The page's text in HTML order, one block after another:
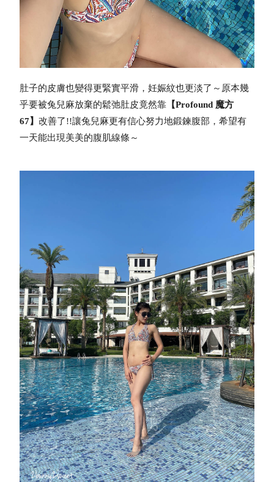
肚子的皮膚也變得更緊實平滑，妊娠紋也更淡了～ 原本幾
乎要被兔兒麻放棄的鬆弛肚皮竟然靠 【Profound 魔方
67】改善了!!讓兔兒麻更有信心努力地鍛鍊腹部，希望有
一天能出現美美的腹肌線條～